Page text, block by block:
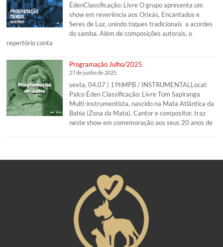
ÉdenClassificação: Livre O grupo apresenta um
show em reverência aos Orixás, Encantados e
Seres de Luz, unindo toques tradicionais a acordes
do samba. Além de composições autorais, o
repertório conta
Programação Julho/2025
27 de junho de 2025
sexta, 04.07 | 19hMPB / INSTRUMENTALLocal:
Palco Éden Classificação: Livre Tom Sapiranga
Multi-instrumentista, nascido na Mata Atlântica da
Bahia (Zona da Mata). Cantor e compositor, traz
neste show em comemoração aos seus 20 anos de